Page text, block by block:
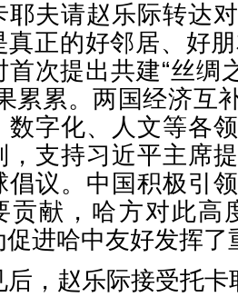
耶夫请赵乐际转达
真正的好邻居、好
首次提出共建“丝绸
累累。两国经济互
数字化、人文等各
，支持习近平主席
倡议。中国积极引
贡献，哈方对此高
促进哈中友好发挥了
后，赵乐际接受托卡